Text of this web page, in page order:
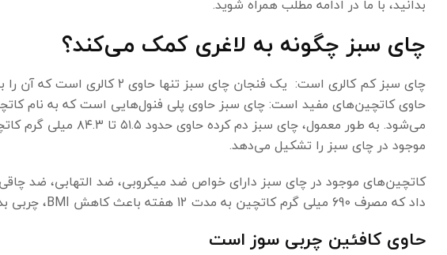
چای سبز چگونه به لاغری کمک می‌کند؟
چای سبز کم کالری است: یک فنجان
حاوی کاتچین‌های مفید است: چای سبز حاوی پلی فنول‌هایی است که به نام
موجود در چای سبز را تشکیل می‌دهد.
کاتچین‌های موجود در چای سبز دارای خواص ضد میکروبی، ضد التهابی، ضد
داد که مصرف 690 میلی گرم کاتچین به مدت 12 هفته باعث کاهش BMI، چربی بدن و دور کمر می‌شود.
حاوی کافئین چربی سوز است